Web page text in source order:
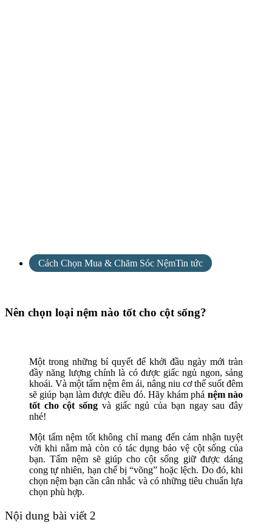
Cách Chọn Mua & Chăm Sóc NệmTin tức
Nên chọn loại nệm nào tốt cho cột sống?
Một trong những bí quyết để khởi đầu ngày mới tràn
đầy năng lượng chính là có được giấc ngủ ngon, sảng
khoái. Và một tấm nệm êm ái, nâng niu cơ thể suốt đêm
sẽ giúp bạn làm được điều đó. Hãy khám phá nệm nào
tốt cho cột sống và giấc ngủ của bạn ngay sau đây
nhé!
Một tấm nệm tốt không chỉ mang đến cảm nhận tuyệt
vời khi nằm mà còn có tác dụng bảo vệ cột sống của
bạn. Tấm nệm sẽ giúp cho cột sống giữ được dáng
cong tự nhiên, hạn chế bị “võng” hoặc lệch. Do đó, khi
chọn nệm bạn cần cân nhắc và có những tiêu chuẩn lựa
chọn phù hợp.
Nội dung bài viết 2